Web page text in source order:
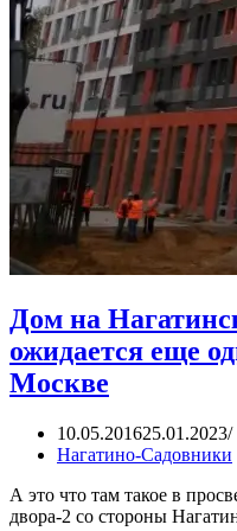
Дом на
ожидается еще
Москве
10.05.201625.01.2023
Нагатино-Садовники
А это что там такое в
двора-2 со стороны